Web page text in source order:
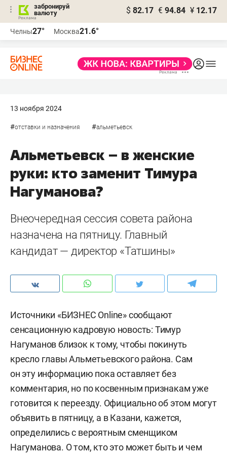
забронируй
валюту
$ 82.17 € 94.84 ¥ 12.17
Челны27° Москва21.6°
13 ноября 2024
#отставки и назначения #альметьевск
Альметьевск – в женские
руки: кто заменит Тимура
Нагуманова?
Внеочередная сессия совета района
назначена на пятницу. Главный
кандидат — директор «Татшины»
Источники «БИЗНЕС Online» сообщают
сенсационную кадровую новость: Тимур
Нагуманов близок к тому, чтобы покинуть
кресло главы Альметьевского района. Сам
он эту информацию пока оставляет без
комментария, но по косвенным признакам уже
готовится к переезду. Официально об этом могут
объявить в пятницу, а в Казани, кажется,
определились с вероятным сменщиком
Нагуманова. О том, кто это может быть и чем